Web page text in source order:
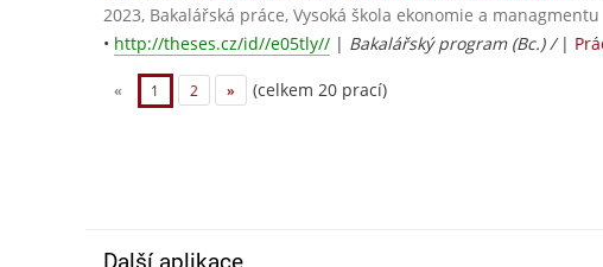
2023, Bakalářská práce, Vysoká škola ekonomie a managmentu
• http://theses.cz/id//e05tly// | Bakalářský program (Bc.) / |
« 1 2 » (celkem 20 prací)